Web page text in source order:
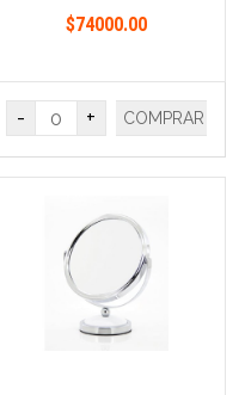
$74000.00
- + COMPRAR